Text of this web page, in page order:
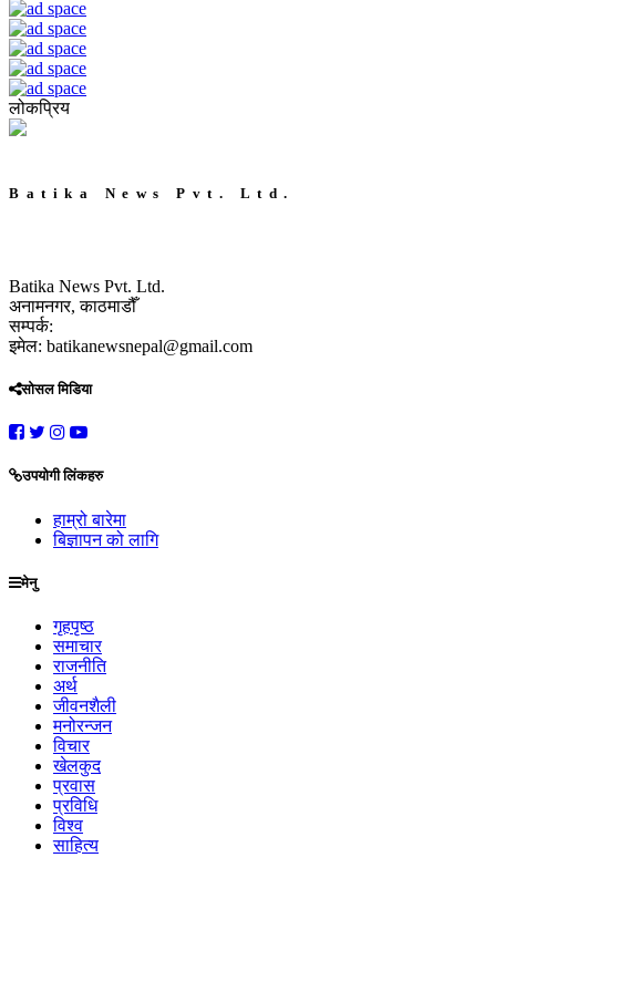
लोकप्रिय
Batika News Pvt. Ltd.
Batika News Pvt. Ltd.
अनामनगर, काठमाडौँ
सम्पर्क:
इमेल: batikanewsnepal@gmail.com
सोसल मिडिया
उपयोगी लिंकहरु
हाम्रो बारेमा
बिज्ञापन को लागि
मेनु
गृहपृष्ठ
समाचार
राजनीति
अर्थ
जीवनशैली
मनोरन्जन
विचार
खेलकुद
प्रवास
प्रविधि
विश्व
साहित्य